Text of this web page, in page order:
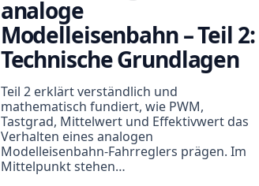
analoge
Modelleisenbahn – Teil 2:
Technische Grundlagen
Teil 2 erklärt verständlich und
mathematisch fundiert, wie PWM,
Tastgrad, Mittelwert und Effektivwert das
Verhalten eines analogen
Modelleisenbahn-Fahrreglers prägen. Im
Mittelpunkt stehen…